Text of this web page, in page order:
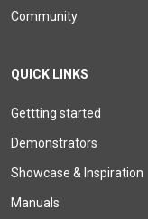
Community
QUICK LINKS
Gettting started
Demonstrators
Showcase & Inspiration
Manuals